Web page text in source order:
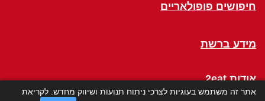
חיפושים פופולאריים
מידע ברשת
אודות 2eat
אתר זה משתמש בעוגיות לצרכי ניתוח תנועות ושיווק מחדש. לקריאת